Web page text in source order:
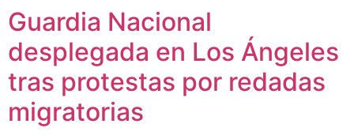
Guardia Nacional
desplegada en Los Ángeles
tras protestas por redadas
migratorias